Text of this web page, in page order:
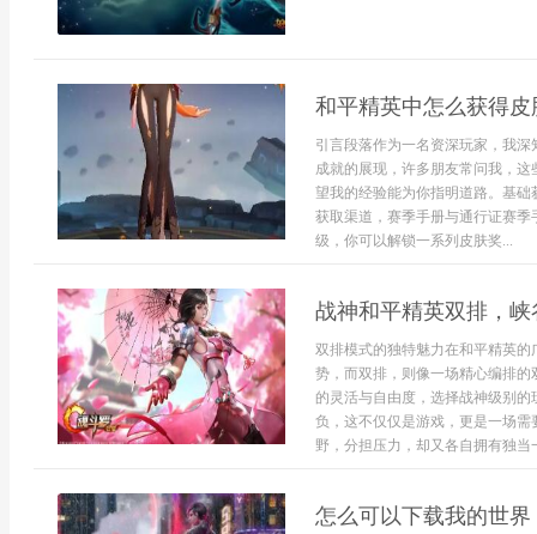
和平精英中怎么获得
引言段落作为一名资深玩家，我
成就的展现，许多朋友常问我，
望我的经验能为你指明道路。基
获取渠道，赛季手册与通行证赛
级，你可以解锁一系列皮肤奖...
战神和平精英双排，
双排模式的独特魅力在和平精英
势，而双排，则像一场精心编排
的灵活与自由度，选择战神级别
负，这不仅仅是游戏，更是一场
野，分担压力，却又各自拥有独当
怎么可以下载我的世